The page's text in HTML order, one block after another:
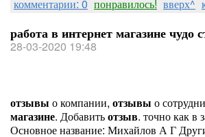
комментарии: 0 понравилось! вверх^
работа в интернет магазине чудо
28-03-2020 19:48
отзывы о компании, отзывы о
магазине. Добавитьотзыв. точно как в
Основное название: Михайлов А Г